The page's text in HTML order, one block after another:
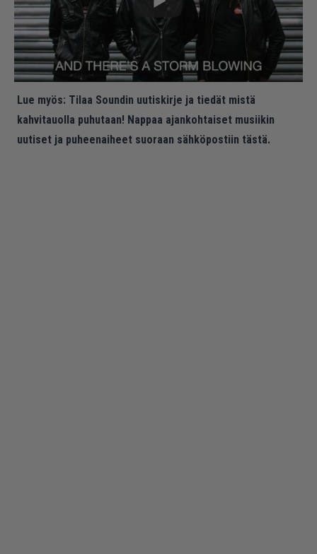
Lue myös: Tilaa Soundin uutiskirje ja tiedät mistä
kahvitauolla puhutaan! Nappaa ajankohtaiset musiikin
uutiset ja puheenaiheet suoraan sähköpostiin tästä.